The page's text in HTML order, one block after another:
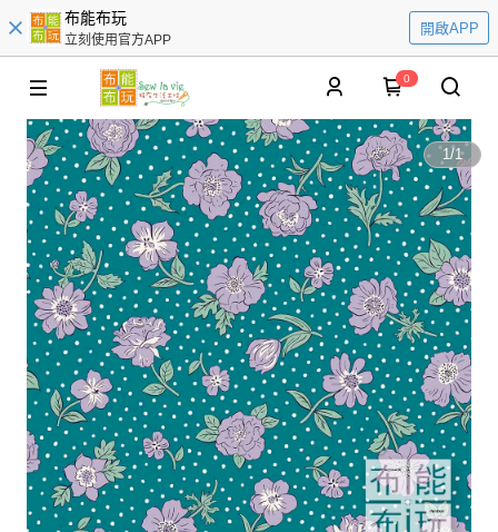
布能布玩
立刻使用官方APP
開啟APP
0
1/1